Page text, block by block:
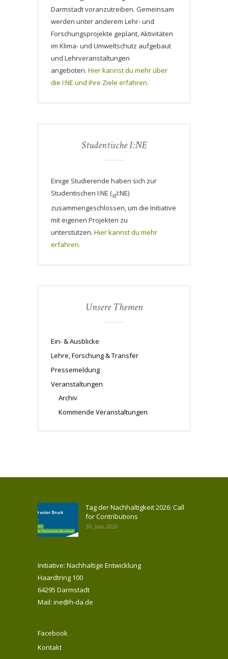
Darmstadt voranzutreiben. Gemeinsam
werden unter anderem Lehr- und
Forschungsprojekte geplant, Aktivitäten
im Klima- und Umweltschutz aufgebaut
und Lehrveranstaltungen
angeboten. Hier kannst du mehr über
die I:NE und ihre Ziele erfahren.
Studentische I:NE
Einige Studierende haben sich zur
Studentischen I:NE (stI:NE)
zusammengeschlossen, um die Initiative
mit eigenen Projekten zu
unterstützen. Hier kannst du mehr
erfahren.
Unsere Themen
Ein- & Ausblicke
Lehre, Forschung & Transfer
Pressemeldung
Veranstaltungen
Archiv
Kommende Veranstaltungen
Tag der Nachhaltigkeit 2026: Call
for Contributions
30. Juni 2026
Initiative: Nachhaltige Entwicklung
Haardtring 100
64295 Darmstadt
Mail: ine@h-da.de
Facebook
Kontakt